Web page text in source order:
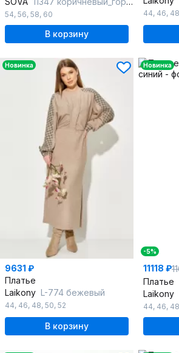
54, 56, 58, 60
В корзину
44, 46, 48
Новинка
9631 ₽
Платье
Laikony L-774 бежевый
44, 46, 48, 50, 52
В корзину
Новинка
-5%
11118 ₽
Платье
Laikony
44, 46, 48